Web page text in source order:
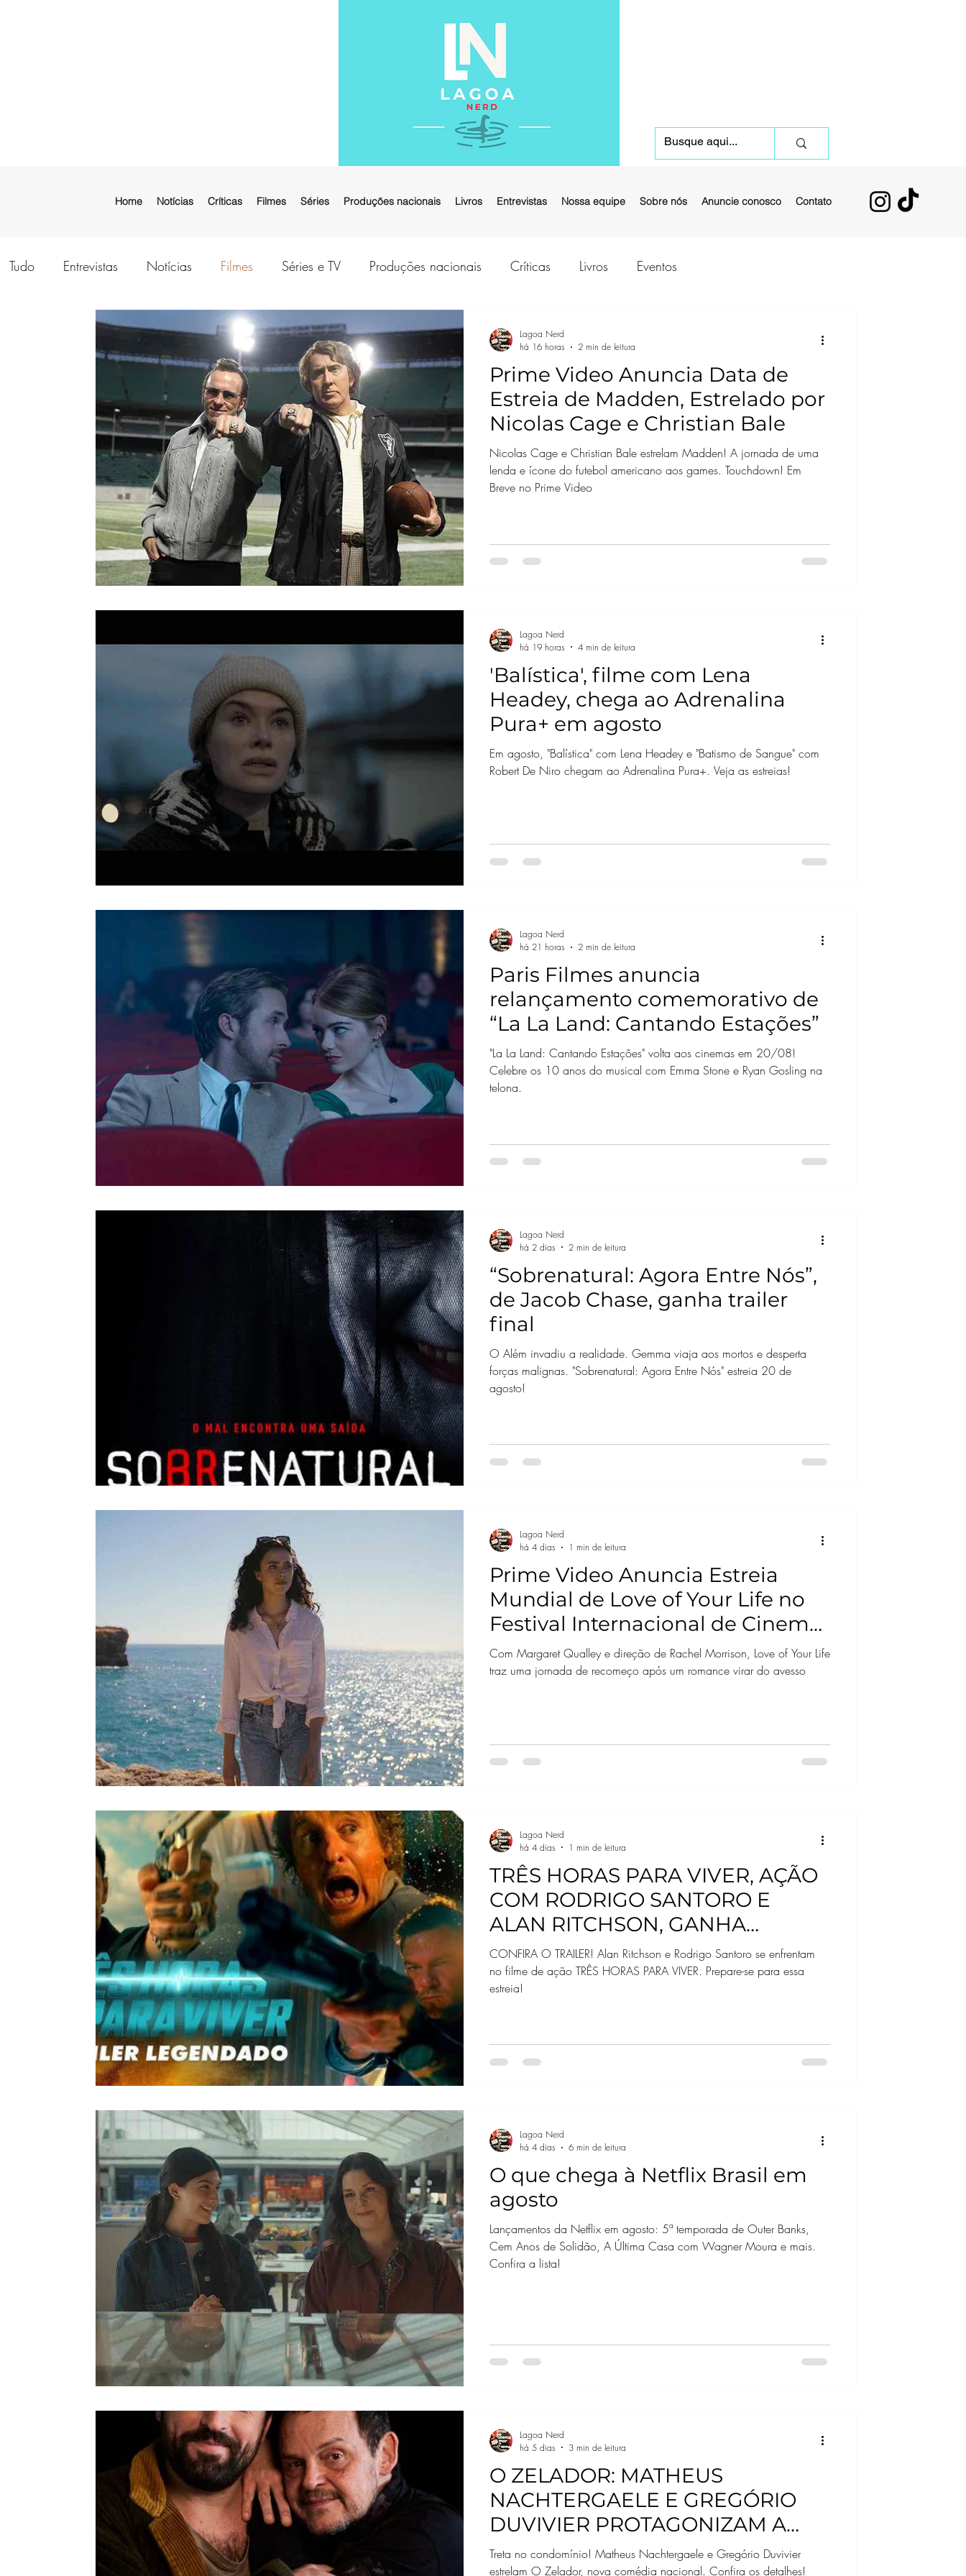
Home Notícias Críticas Filmes Séries Produções nacionais Livros Entrevistas Nossa equipe Sobre nós Anuncie conosco Contato
Tudo Entrevistas Notícias Filmes Séries e TV Produções nacionais Críticas Livros Eventos
Moda e Vestuário
Prime Video Anuncia Data de
Estreia de Madden, Estrelado por
Nicolas Cage e Christian Bale
Nicolas Cage e Christian Bale estrelam Madden! A jornada de uma
lenda e ícone do futebol americano aos games. Touchdown! Em
Breve no Prime Video
Lagoa Nerd
há 16 horas
2 min de leitura
'Balística', filme com Lena
Headey, chega ao Adrenalina
Pura+ em agosto
Em agosto, "Balística" com Lena Headey e "Batismo de Sangue" com
Robert De Niro chegam ao Adrenalina Pura+. Veja as estreias!
Lagoa Nerd
há 19 horas
4 min de leitura
Paris Filmes anuncia
relançamento comemorativo de
“La La Land: Cantando Estações”
"La La Land: Cantando Estações" volta aos cinemas em 20/08!
Celebre os 10 anos do musical com Emma Stone e Ryan Gosling na
telona.
Lagoa Nerd
há 21 horas
2 min de leitura
“Sobrenatural: Agora Entre Nós”,
de Jacob Chase, ganha trailer
final
O Além invadiu a realidade. Gemma viaja aos mortos e desperta
forças malignas. "Sobrenatural: Agora Entre Nós" estreia 20 de
agosto!
Lagoa Nerd
há 2 dias
2 min de leitura
Prime Video Anuncia Estreia
Mundial de Love of Your Life no
Festival Internacional de Cinema
de Toronto
Com Margaret Qualley e direção de Rachel Morrison, Love of Your Life
traz uma jornada de recomeço após um romance virar do avesso
Lagoa Nerd
há 4 dias
1 min de leitura
TRÊS HORAS PARA VIVER, AÇÃO
COM RODRIGO SANTORO E
ALAN RITCHSON, GANHA
TRAILER ELETRIZANTE
CONFIRA O TRAILER! Alan Ritchson e Rodrigo Santoro se enfrentam
no filme de ação TRÊS HORAS PARA VIVER. Prepare-se para essa
estreia!
Lagoa Nerd
há 4 dias
1 min de leitura
O que chega à Netflix Brasil em
agosto
Lançamentos da Netflix em agosto: 5ª temporada de Outer Banks,
Cem Anos de Solidão, A Última Casa com Wagner Moura e mais.
Confira a lista!
Lagoa Nerd
há 4 dias
6 min de leitura
O ZELADOR: MATHEUS
NACHTERGAELE E GREGÓRIO
DUVIVIER PROTAGONIZAM A
ADAPTAÇÃO BRASILEIRA DA
Treta no condomínio! Matheus Nachtergaele e Gregório Duvivier
estrelam O Zelador, nova comédia nacional. Confira os detalhes!
Lagoa Nerd
há 5 dias
3 min de leitura